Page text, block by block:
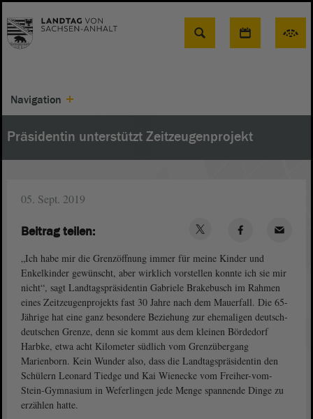
Suche
Navigation
Präsidentin unterstützt Zeitzeugenprojekt
05. Sept. 2019
„Ich habe mir die Grenzöffnung immer für meine Kinder und
Enkelkinder gewünscht, aber wirklich vorstellen konnte ich sie mir
nicht“, sagt Landtagspräsidentin Gabriele Brakebusch im Rahmen
eines Zeitzeugenprojekts fast 30 Jahre nach dem Mauerfall. Die 65-
Jährige hat eine ganz besondere Beziehung zur ehemaligen deutsch-
deutschen Grenze, denn sie kommt aus dem kleinen Bördedorf
Harbke, etwa acht Kilometer südlich vom Grenzübergang
Marienborn. Kein Wunder also, dass die Landtagspräsidentin den
Schülern Leonard Tiedge und Kai Wienecke vom Freiher-vom-
Stein-Gymnasium in Weferlingen jede Menge spannende Dinge zu
erzählen hatte.
Beitrag teilen: